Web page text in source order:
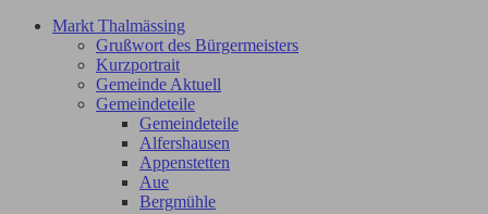
Markt Thalmässing
Grußwort des Bürgermeisters
Kurzportrait
Gemeinde Aktuell
Gemeindeteile
Gemeindeteile
Alfershausen
Appenstetten
Aue
Bergmühle